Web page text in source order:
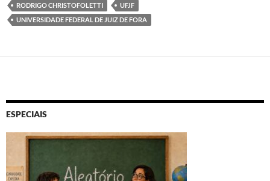
RODRIGO CHRISTOFOLETTI
UFJF
UNIVERSIDADE FEDERAL DE JUIZ DE FORA
ESPECIAIS